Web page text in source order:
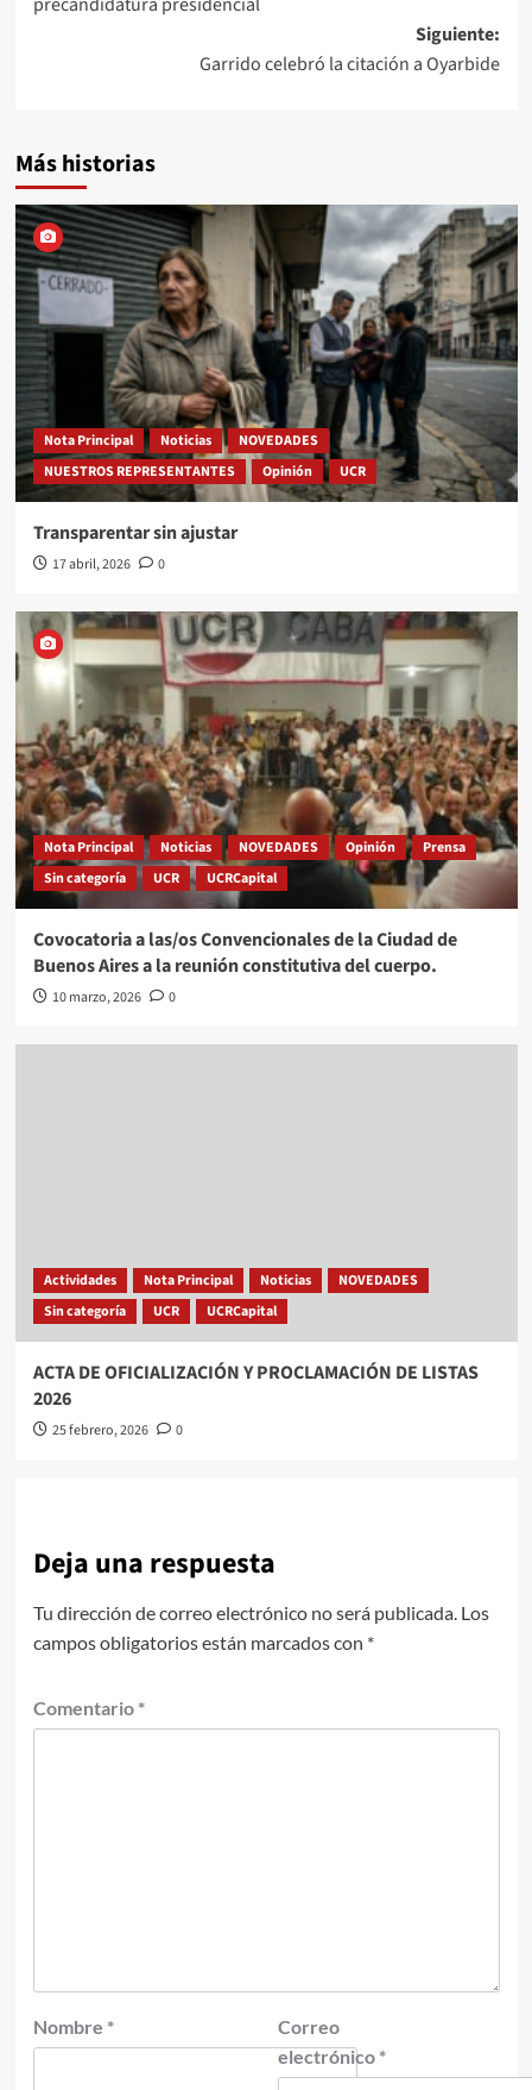
entradas
Siguiente:
Garrido celebró la citación a Oyarbide
Más historias
Nota Principal Noticias
NOVEDADES
NUESTROS REPRESENTANTES
Opinión UCR
Transparentar sin ajustar
17 abril, 2026 0
Nota Principal Noticias NOVEDADES Opinión
Prensa
Sin categoría
UCR UCRCapital
Covocatoria a las/os Convencionales de la Ciudad de
Buenos Aires a la reunión constitutiva del cuerpo.
10 marzo, 2026 0
Actividades Nota Principal Noticias
NOVEDADES
Sin categoría
UCR UCRCapital
ACTA DE OFICIALIZACIÓN Y PROCLAMACIÓN DE LISTAS
2026
25 febrero, 2026 0
Deja una respuesta
Tu dirección de correo electrónico no será publicada. Los
campos obligatorios están marcados con *
Comentario *
Nombre *
Correo
electrónico *